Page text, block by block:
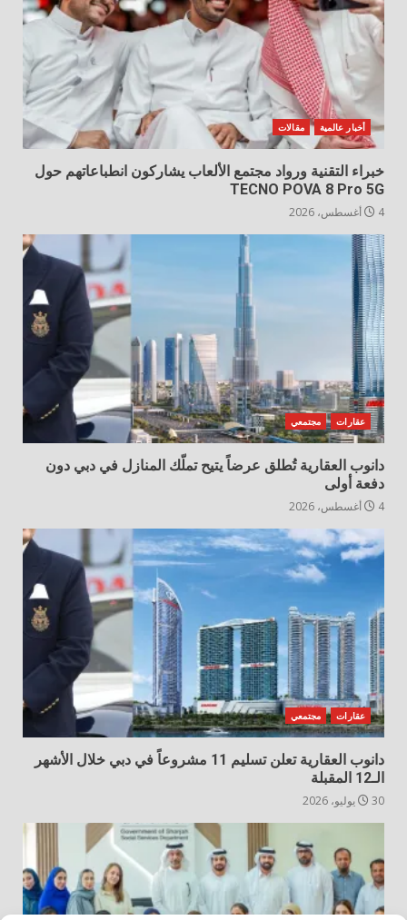
أخبار عالمية مقالات
خبراء التقنية ورواد مجتمع الألعاب يشاركون انطباعاتهم حول
TECNO POVA 8 Pro 5G
4 أغسطس، 2026
عقارات مجتمعي
دانوب العقارية تُطلق عرضاً يتيح تملّك المنازل في دبي دون
دفعة أولى
4 أغسطس، 2026
عقارات مجتمعي
دانوب العقارية تعلن تسليم 11 مشروعاً في دبي خلال الأشهر
الـ12 المقبلة
30 يوليو، 2026